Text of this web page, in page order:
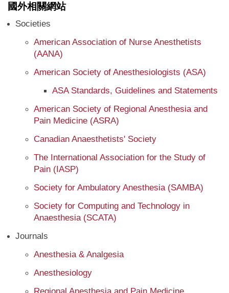
國外相關網站
Societies
American Association of Nurse Anesthetists
(AANA)
American Society of Anesthesiologists (ASA)
ASA Standards, Guidelines and Statements
American Society of Regional Anesthesia and
Pain Medicine (ASRA)
Canadian Anaesthetists' Society
The International Association for the Study of
Pain (IASP)
Society for Ambulatory Anesthesia (SAMBA)
Society for Computing and Technology in
Anaesthesia (SCATA)
Journals
Anesthesia & Analgesia
Anesthesiology
Regional Anesthesia and Pain Medicine